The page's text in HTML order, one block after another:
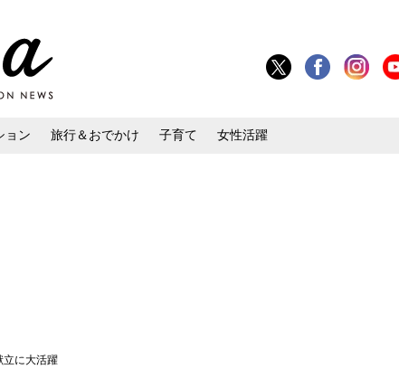
ョン 旅行＆おでかけ 子育て 女性活躍
立に大活躍